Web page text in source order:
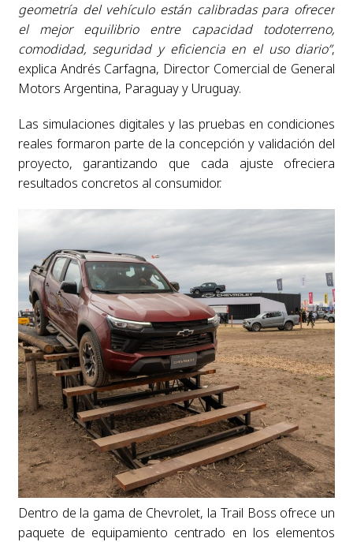
geometría del vehículo están calibradas para ofrecer
el mejor equilibrio entre capacidad todoterreno,
comodidad, seguridad y eficiencia en el uso diario”,
explica Andrés Carfagna, Director Comercial de General
Motors Argentina, Paraguay y Uruguay.
Las simulaciones digitales y las pruebas en condiciones
reales formaron parte de la concepción y validación del
proyecto, garantizando que cada ajuste ofreciera
resultados concretos al consumidor.
Dentro de la gama de Chevrolet, la Trail Boss ofrece un
paquete de equipamiento centrado en los elementos